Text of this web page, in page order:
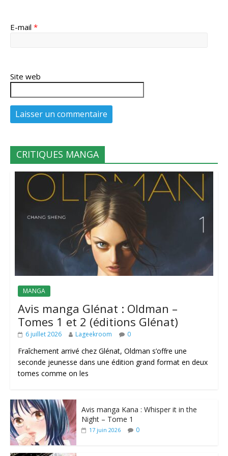
E-mail *
Site web
CRITIQUES MANGA
MANGA
Avis manga Glénat : Oldman –
Tomes 1 et 2 (éditions Glénat)
6 juillet 2026 Lageekroom 0
Fraîchement arrivé chez Glénat, Oldman s’offre une
seconde jeunesse dans une édition grand format en deux
tomes comme on les
Avis manga Kana : Whisper it in the
Night – Tome 1
17 juin 2026 0